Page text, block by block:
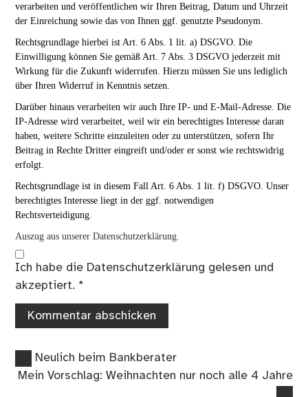
verarbeiten und veröffentlichen wir Ihren Beitrag, Datum und Uhrzeit
der Einreichung sowie das von Ihnen ggf. genutzte Pseudonym.
Rechtsgrundlage hierbei ist Art. 6 Abs. 1 lit. a) DSGVO. Die
Einwilligung können Sie gemäß Art. 7 Abs. 3 DSGVO jederzeit mit
Wirkung für die Zukunft widerrufen. Hierzu müssen Sie uns lediglich
über Ihren Widerruf in Kenntnis setzen.
Darüber hinaus verarbeiten wir auch Ihre IP- und E-Mail-Adresse. Die
IP-Adresse wird verarbeitet, weil wir ein berechtigtes Interesse daran
haben, weitere Schritte einzuleiten oder zu unterstützen, sofern Ihr
Beitrag in Rechte Dritter eingreift und/oder er sonst wie rechtswidrig
erfolgt.
Rechtsgrundlage ist in diesem Fall Art. 6 Abs. 1 lit. f) DSGVO. Unser
berechtigtes Interesse liegt in der ggf. notwendigen
Rechtsverteidigung.
Auszug aus unserer Datenschutzerklärung.
Ich habe die Datenschutzerklärung gelesen und
akzeptiert. *
Beitragsnavigation
Vorheriger
Beitrag:
Neulich beim Bankberater
Nächster
Mein Vorschlag: Weihnachten nur noch alle 4 Jahre